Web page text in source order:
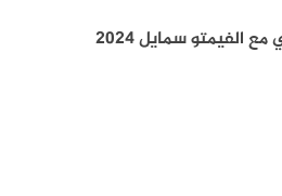
الفيمتو سمايل 2024